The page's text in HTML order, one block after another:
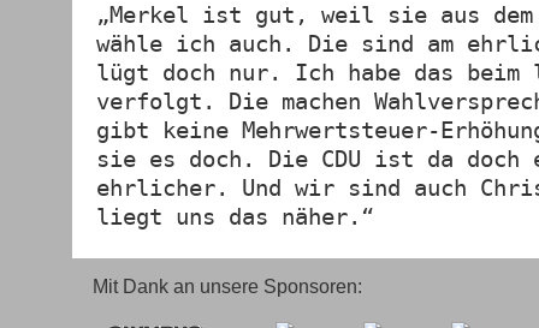
„Merkel ist gut, weil sie aus
wähle ich auch. Die sind am
lügt doch nur. Ich habe das beim
verfolgt. Die machen
gibt keine Mehrwertsteuer-
sie es doch. Die CDU ist da doch
ehrlicher. Und wir sind auch
liegt uns das näher.“
Mit Dank an unsere Sponsoren: